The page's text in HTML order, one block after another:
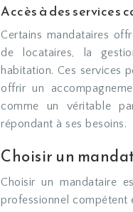
Accès à des services
Certains mandataires
de locataires, la
habitation. Ces services
offrir un
comme un véritable
répondant à ses besoins.
Choisir un
Choisir un mandataire
professionnel compétent